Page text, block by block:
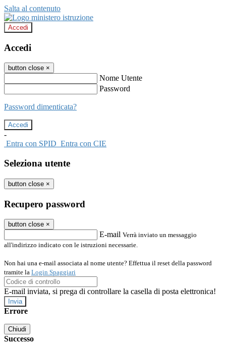
Salta al contenuto
Accedi
Accedi
button close ×
Nome Utente
Password
Password dimenticata?
-
Entra con SPID Entra con CIE
Seleziona utente
button close ×
Recupero password
button close ×
E-mail Verrà inviato un messaggio
all'indirizzo indicato con le istruzioni necessarie.
Non hai una e-mail associata al nome utente? Effettua il reset della password
tramite la Login Spaggiari
E-mail inviata, si prega di controllare la casella di posta elettronica!
Errore
Chiudi
Successo